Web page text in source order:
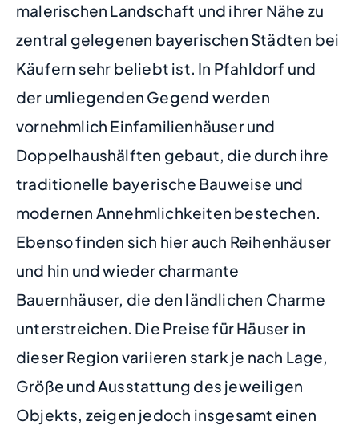
malerischen Landschaft und ihrer Nähe zu
zentral gelegenen bayerischen Städten bei
Käufern sehr beliebt ist. In Pfahldorf und
der umliegenden Gegend werden
vornehmlich Einfamilienhäuser und
Doppelhaushälften gebaut, die durch ihre
traditionelle bayerische Bauweise und
modernen Annehmlichkeiten bestechen.
Ebenso finden sich hier auch Reihenhäuser
und hin und wieder charmante
Bauernhäuser, die den ländlichen Charme
unterstreichen. Die Preise für Häuser in
dieser Region variieren stark je nach Lage,
Größe und Ausstattung des jeweiligen
Objekts, zeigen jedoch insgesamt einen